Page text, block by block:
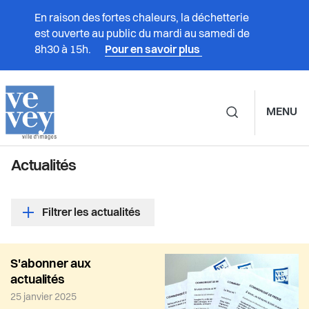
En raison des fortes chaleurs, la déchetterie
est ouverte au public du mardi au samedi de
8h30 à 15h.
Pour en savoir plus
MENU
Prestations
Vivre à Vevey
Administration
Vie politique
Actualité épinglée
Article de la catégorie:
S'abonner aux
actualités
25 janvier 2025
Actualités
Filtrer les actualités